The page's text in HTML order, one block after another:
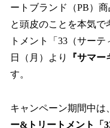
ートブランド（PB）
と頭皮のことを本気
トメント「33（サー
日（月）より
『サマー
す。
キャンペーン期間中は、
ー&トリートメント「